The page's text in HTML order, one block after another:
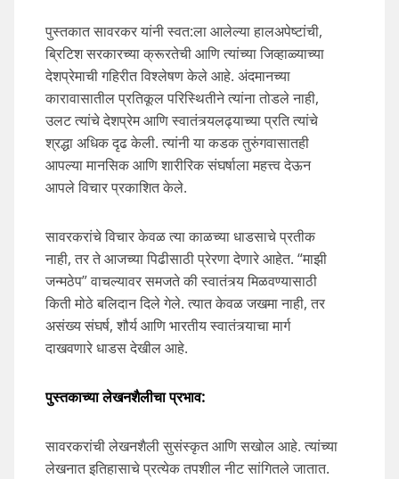
पुस्तकात सावरकर यांनी स्वत:ला आलेल्या हालअपेष्टांची,
ब्रिटिश सरकारच्या क्रूरतेची आणि त्यांच्या जिव्हाळ्याच्या
देशप्रेमाची गहिरीत विश्लेषण केले आहे. अंदमानच्या
कारावासातील प्रतिकूल परिस्थितीने त्यांना तोडले नाही,
उलट त्यांचे देशप्रेम आणि स्वातंत्र्यलढ्याच्या प्रति त्यांचे
श्रद्धा अधिक दृढ केली. त्यांनी या कडक तुरुंगवासातही
आपल्या मानसिक आणि शारीरिक संघर्षाला महत्त्व देऊन
आपले विचार प्रकाशित केले.
सावरकरांचे विचार केवळ त्या काळच्या धाडसाचे प्रतीक
नाही, तर ते आजच्या पिढीसाठी प्रेरणा देणारे आहेत. “माझी
जन्मठेप” वाचल्यावर समजते की स्वातंत्र्य मिळवण्यासाठी
किती मोठे बलिदान दिले गेले. त्यात केवळ जखमा नाही, तर
असंख्य संघर्ष, शौर्य आणि भारतीय स्वातंत्र्याचा मार्ग
दाखवणारे धाडस देखील आहे.
पुस्तकाच्यालेखनशैलीचाप्रभाव:
सावरकरांची लेखनशैली सुसंस्कृत आणि सखोल आहे. त्यांच्या
लेखनात इतिहासाचे प्रत्येक तपशील नीट सांगितले जातात.